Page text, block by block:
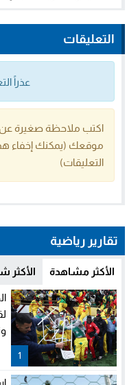
التعليقات
عذراً
اكتب ملاحظة صغيرة عن
موقعك (يمكنك إخفاء
التعليقات)
تقارير رياضية
الأكثر مشاهدة الأكثر
1